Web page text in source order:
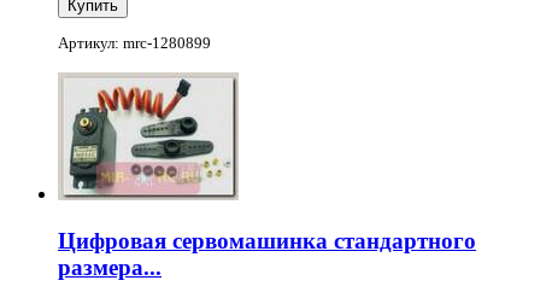
Артикул: mrc-1280899
Цифровая сервомашинка стандартного
размера...